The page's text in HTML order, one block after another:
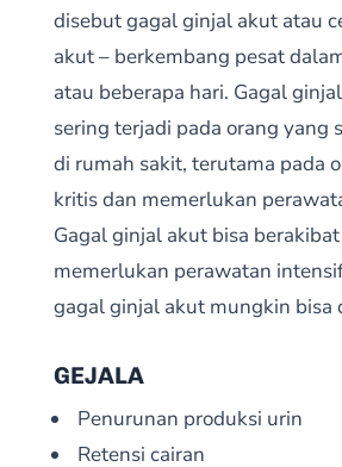
disebut gagal ginjal akut atau
akut – berkembang pesat
atau beberapa hari. Gagal
sering terjadi pada orang yang
di rumah sakit, terutama pada
kritis dan memerlukan
Gagal ginjal akut bisa
memerlukan perawatan
gagal ginjal akut mungkin bisa
GEJALA
Penurunan produksi urin
Retensi cairan